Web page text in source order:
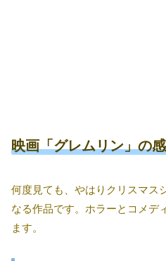
映画「グレムリン」の
何度見ても、やはりクリスマス
なる作品です。ホラーとコメデ
ます。